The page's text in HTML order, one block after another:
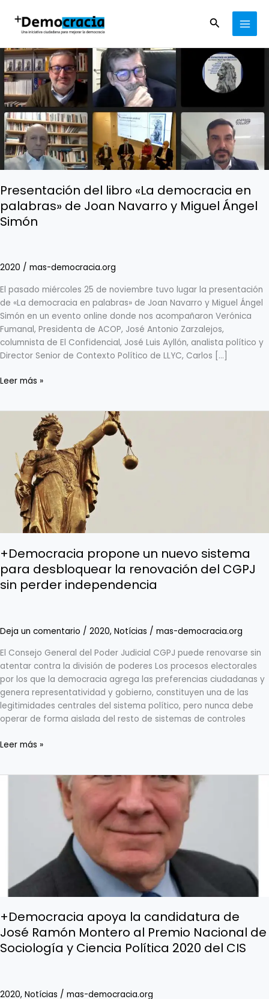
contenido
Buscar
Presentación del libro «La democracia en
palabras» de Joan Navarro y Miguel Ángel
Simón
2020 / mas-democracia.org
El pasado miércoles 25 de noviembre tuvo lugar la presentación
de «La democracia en palabras» de Joan Navarro y Miguel Ángel
Simón en un evento online donde nos acompañaron Verónica
Fumanal, Presidenta de ACOP, José Antonio Zarzalejos,
columnista de El Confidencial, José Luis Ayllón, analista político y
Director Senior de Contexto Político de LLYC, Carlos […]
Presentación
del
libro
«La
democracia
en
palabras»
de
Joan
Navarro
y
Miguel
Ángel
Simón
Leer más »
+Democracia propone un nuevo sistema
para desbloquear la renovación del CGPJ
sin perder independencia
Deja un comentario / 2020, Notícias / mas-democracia.org
El Consejo General del Poder Judicial CGPJ puede renovarse sin
atentar contra la división de poderes Los procesos electorales
por los que la democracia agrega las preferencias ciudadanas y
genera representatividad y gobierno, constituyen una de las
legitimidades centrales del sistema político, pero nunca debe
operar de forma aislada del resto de sistemas de controles
+Democracia
propone
nuevo
sistema
para
desbloquear
renovación
del
CGPJ
perder
independencia
Leer más »
+Democracia apoya la candidatura de
José Ramón Montero al Premio Nacional de
Sociología y Ciencia Política 2020 del CIS
2020, Notícias / mas-democracia.org
Montero
Premio
Nacional
de
Sociología
y
2020